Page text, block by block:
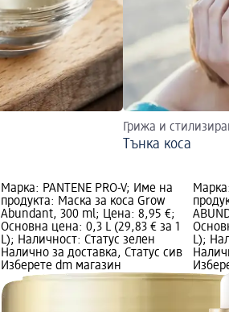
Грижа и
Tънка коса
Марка: PANTENE PRO-V; Име на
продукта: Маска за коса Grow
Abundant, 300 ml; Цена: 8,95 €;
Основна цена: 0,3 L (29,83 € за 1
L); Наличност: Статус зелен
Налично за доставка, Статус сив
Изберете dm магазин
L);